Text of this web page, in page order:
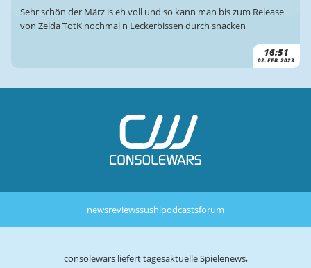
16:51
02. FEB. 2023
Sehr schön der März is eh voll und so kann man bis zum Release
von Zelda TotK nochmal n Leckerbissen durch snacken
newsreviewssushipodcastsforum
consolewars liefert tagesaktuelle Spielenews,